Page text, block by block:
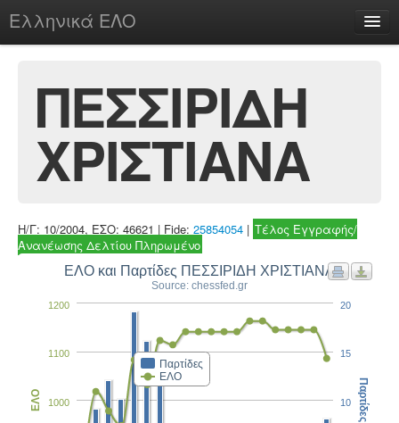
Ελληνικά ΕΛΟ
chesstu.be @ discord
Login
ΠΕΣΣΙΡΙΔΗ
ΧΡΙΣΤΙΑΝΑ
Η/Γ: 10/2004, ΕΣΟ: 46621 | Fide: 25854054 | Τέλος Εγγραφής/
Ανανέωσης Δελτίου Πληρωμένο
ΕΛΟ και Παρτίδες ΠΕΣΣΙΡΙΔΗ ΧΡΙΣΤΙΑΝΑ
Source: chessfed.gr
Παρτίδες
ΕΛΟ
1000
1100
1200
ΕΛΟ 10
15
20
Παρτίδες